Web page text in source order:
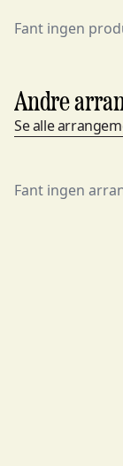
Fant ingen
Andre
Se alle
Fant ingen